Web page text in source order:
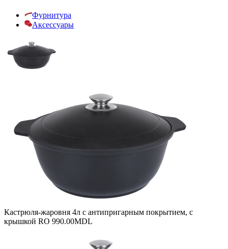
Фурнитура
Аксессуары
Кастрюля-жаровня 4л с антипригарным покрытием, с
крышкой RO 990.00MDL